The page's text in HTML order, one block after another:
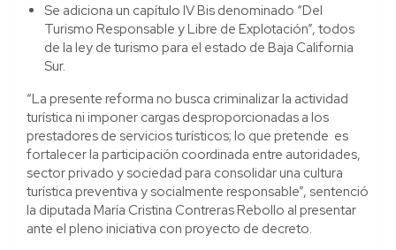
Se adiciona un capítulo IV Bis denominado “Del
Turismo Responsable y Libre de Explotación”, todos
de la ley de turismo para el estado de Baja California
Sur.
“La presente reforma no busca criminalizar la actividad
turística ni imponer cargas desproporcionadas a los
prestadores de servicios turísticos; lo que pretende es
fortalecer la participación coordinada entre autoridades,
sector privado y sociedad para consolidar una cultura
turística preventiva y socialmente responsable”, sentenció
la diputada María Cristina Contreras Rebollo al presentar
ante el pleno iniciativa con proyecto de decreto.